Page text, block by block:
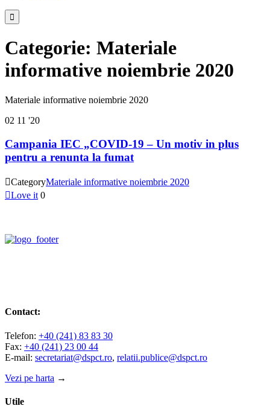

Categorie: Materiale
informative noiembrie 2020
Materiale informative noiembrie 2020
02 11 '20
Campania IEC „COVID-19 – Un motiv in plus
pentru a renunta la fumat
CategoryMateriale informative noiembrie 2020
Love it 0
Contact:
Telefon: +40 (241) 83 83 30
Fax: +40 (241) 23 00 44
E-mail: secretariat@dspct.ro, relatii.publice@dspct.ro
Vezi pe harta →
Utile